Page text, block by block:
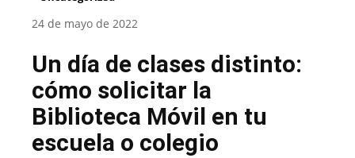
24 de mayo de 2022
Un día de clases distinto:
cómo solicitar la
Biblioteca Móvil en tu
escuela o colegio